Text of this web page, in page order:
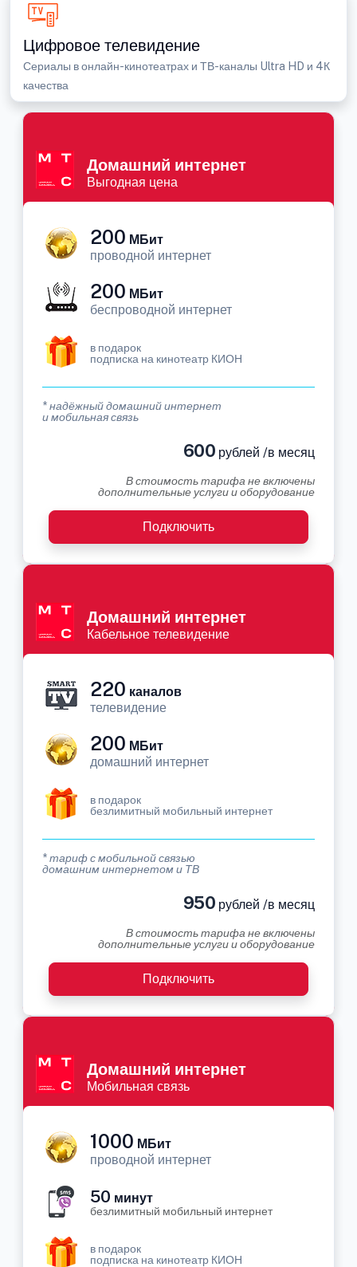
Цифровое телевидение
Сериалы в онлайн-кинотеатрах и ТВ-каналы Ultra HD и 4К
качества
Домашний интернет
Выгодная цена
200 МБит
проводной интернет
200 МБит
беспроводной интернет
в подарок
подписка на кинотеатр КИОН
* надёжный домашний интернет
и мобильная связь
600 рублей /в месяц
В стоимость тарифа не включены
дополнительные услуги и оборудование
Подключить
Домашний интернет
Кабельное телевидение
220 каналов
телевидение
200 МБит
домашний интернет
в подарок
безлимитный мобильный интернет
* тариф с мобильной связью
домашним интернетом и ТВ
950 рублей /в месяц
В стоимость тарифа не включены
дополнительные услуги и оборудование
Подключить
Домашний интернет
Мобильная связь
1000 МБит
проводной интернет
50 минут
безлимитный мобильный интернет
в подарок
подписка на кинотеатр КИОН